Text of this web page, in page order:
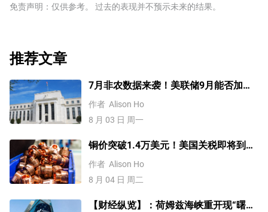
免责声明：仅供参考。 过去的表现并不预示未来的结果。
推荐文章
7月非农数据来袭！美联储9月能否加
息？黄金、美元行情一触即发
作者 Alison Ho
8 月 03 日 周一
铜价突破1.4万美元！美国关税即将到
来？未来会再创新高吗？
作者 Alison Ho
8 月 04 日 周二
【财经纵览】：荷姆兹海峡重开现“曙